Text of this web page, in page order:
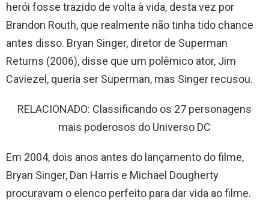
herói fosse trazido de volta à vida, desta vez por
Brandon Routh, que realmente não tinha tido chance
antes disso. Bryan Singer, diretor de Superman
Returns (2006), disse que um polêmico ator, Jim
Caviezel, queria ser Superman, mas Singer recusou.
RELACIONADO: Classificando os 27 personagens
mais poderosos do Universo DC
Em 2004, dois anos antes do lançamento do filme,
Bryan Singer, Dan Harris e Michael Dougherty
procuravam o elenco perfeito para dar vida ao filme.